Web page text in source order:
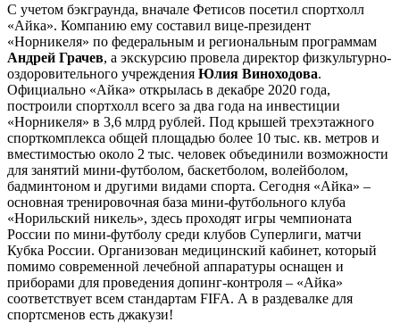
С учетом бэкграунда, вначале Фетисов посетил спортхолл
«Айка». Компанию ему составил вице-президент
«Норникеля» по федеральным и региональным программам
Андрей Грачев, а экскурсию провела директор физкультурно-
оздоровительного учреждения Юлия Виноходова.
Официально «Айка» открылась в декабре 2020 года,
построили спортхолл всего за два года на инвестиции
«Норникеля» в 3,6 млрд рублей. Под крышей трехэтажного
спорткомплекса общей площадью более 10 тыс. кв. метров и
вместимостью около 2 тыс. человек объединили возможности
для занятий мини-футболом, баскетболом, волейболом,
бадминтоном и другими видами спорта. Сегодня «Айка» –
основная тренировочная база мини-футбольного клуба
«Норильский никель», здесь проходят игры чемпионата
России по мини-футболу среди клубов Суперлиги, матчи
Кубка России. Организован медицинский кабинет, который
помимо современной лечебной аппаратуры оснащен и
приборами для проведения допинг-контроля – «Айка»
соответствует всем стандартам FIFA. А в раздевалке для
спортсменов есть джакузи!